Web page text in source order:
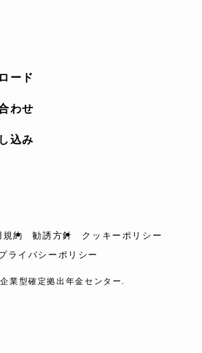
ード
わせ
込み
規約 勧誘方針
クッキーポリシー
ライバシーポリシー
業型確定拠出年金センター.